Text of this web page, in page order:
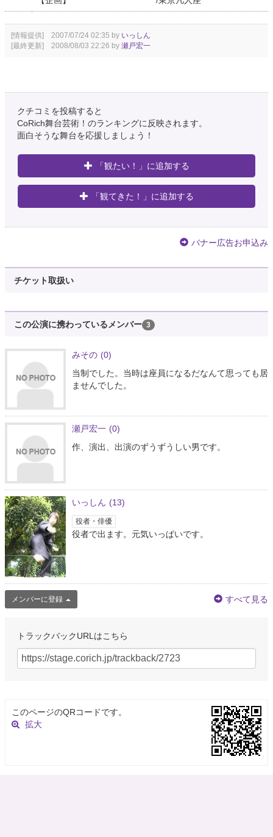
[情報提供] 2007/07/24 02:35 by いっしん
[最終更新] 2008/08/03 22:26 by 瀬戸宏一
クチコミを投稿すると
CoRich舞台芸術！のランキングに反映されます。
面白そうな舞台を応援しましょう！
「観たい！」に追加する
「観てきた！」に追加する
バナー広告お申込み
チケット取扱い
この公演に携わっているメンバー 3
みその (0)
当制でした。当時は座員になるだなんて思っても居
ませんでした。
瀬戸宏一 (0)
作、演出、出演のずうずうしい男です。
いっしん (13)
役者・俳優
役者で出ます。元気いっぱいです。
メンバーに登録 すべて見る
トラックバックURLはこちら
このページのQRコードです。
拡大